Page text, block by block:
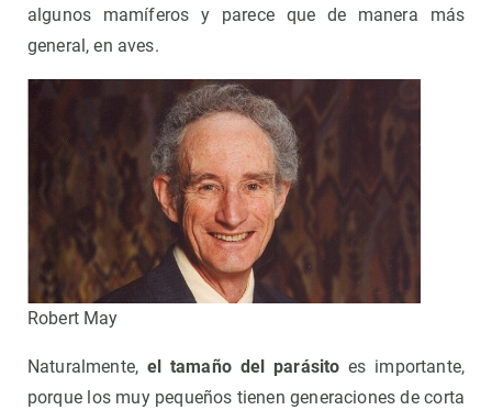
algunos mamíferos y parece que de manera más
general, en aves.
Robert May
Naturalmente, el tamaño del parásito es importante,
porque los muy pequeños tienen generaciones de corta